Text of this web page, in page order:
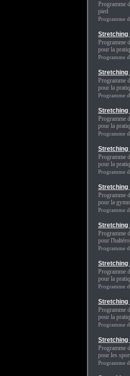
Programme
pied
Programme
Stretching
Programme
pour la
Programme
Stretching
Programme
pour la
Programme
Stretching
Programme
pour la
Programme
Stretching
Programme
pour la
Programme
Stretching
Programme
pour la
Programme
Stretching
Programme
pour
Programme
Stretching
Programme
pour la
Programme
Stretching
Programme
pour la
Programme
Stretching
Programme
pour les
Programme